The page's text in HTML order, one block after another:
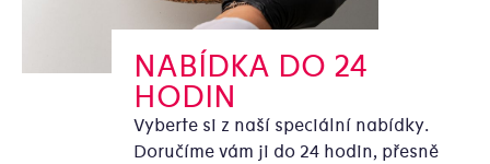
NABÍDKA DO 24
HODIN
Vyberte si z naší speciální nabídky.
Doručíme vám ji do 24 hodin, přesně